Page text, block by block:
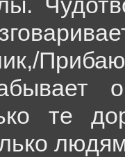
/
о
те